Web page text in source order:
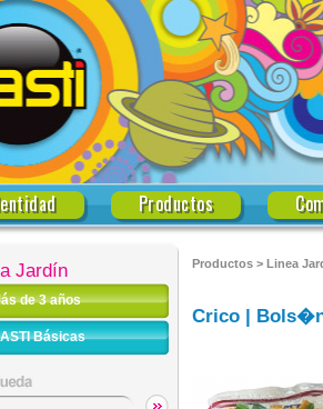
Productos
Jardín
de 3 años
Básicas
Productos > Linea
Crico | Bols�n